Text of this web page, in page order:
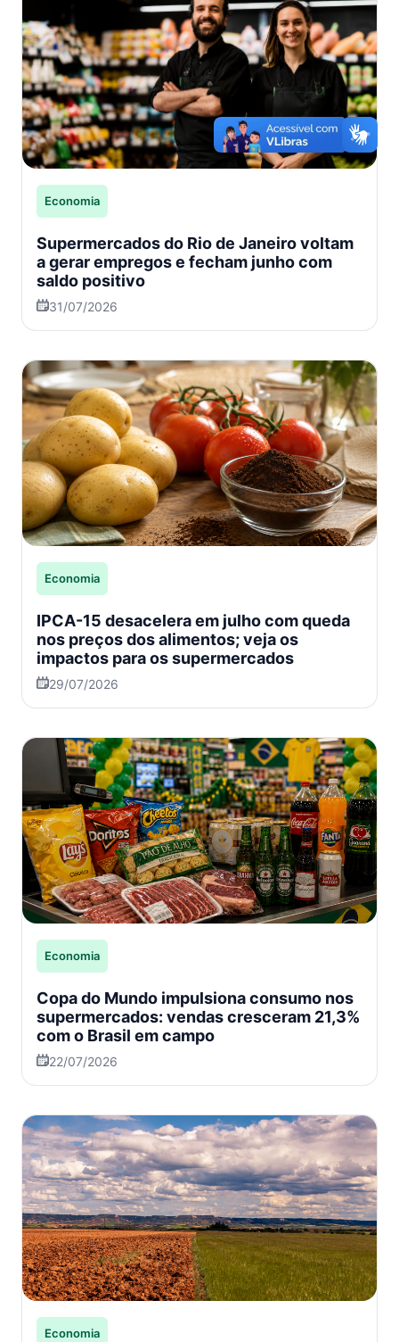
Economia
Supermercados do Rio de Janeiro voltam
a gerar empregos e fecham junho com
saldo positivo
31/07/2026
Economia
IPCA-15 desacelera em julho com queda
nos preços dos alimentos; veja os
impactos para os supermercados
29/07/2026
Economia
Copa do Mundo impulsiona consumo nos
supermercados: vendas cresceram 21,3%
com o Brasil em campo
22/07/2026
Economia